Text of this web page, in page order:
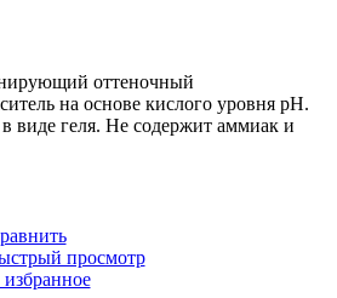
оттеночный
на основе кислого уровня pH.
виде геля. Не содержит аммиак и
просмотр